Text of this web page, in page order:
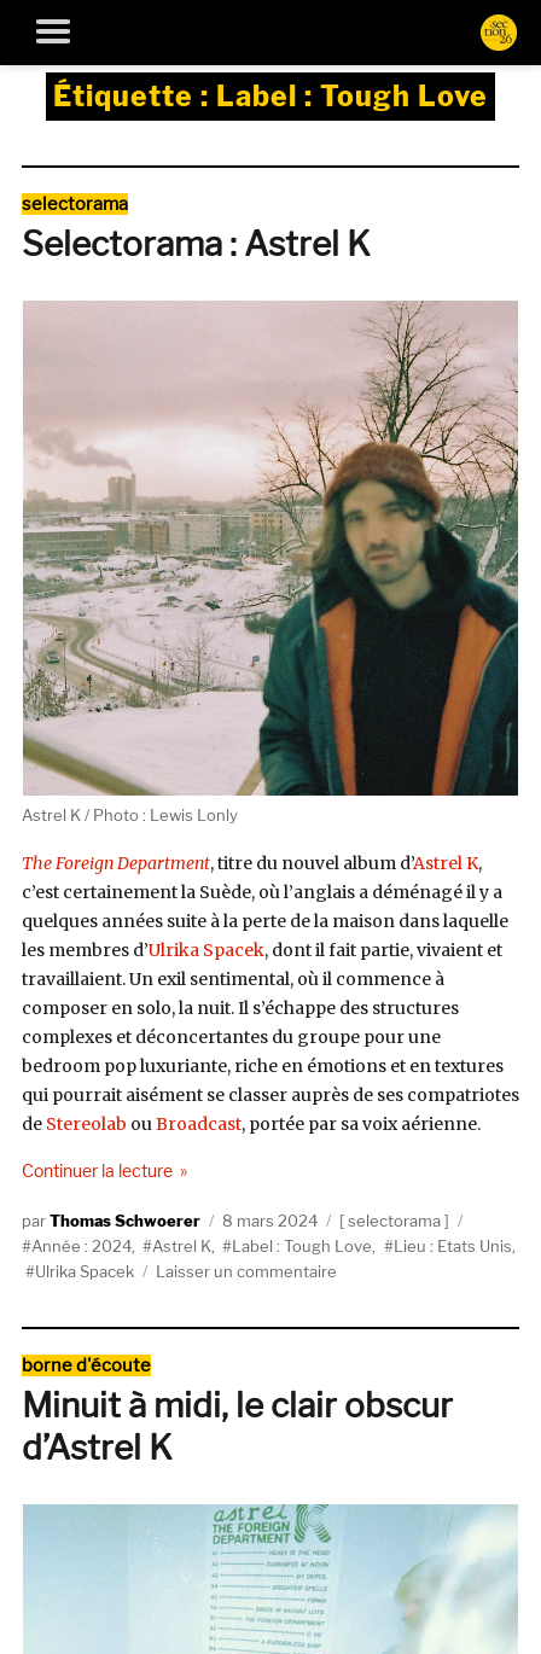
Étiquette : Label : Tough Love
Catégories
selectorama
Selectorama : Astrel K
Astrel K / Photo : Lewis Lonly
The Foreign Department, titre du nouvel album d’Astrel K,
c’est certainement la Suède, où l’anglais a déménagé il y a
quelques années suite à la perte de la maison dans laquelle
les membres d’Ulrika Spacek, dont il fait partie, vivaient et
travaillaient. Un exil sentimental, où il commence à
composer en solo, la nuit. Il s’échappe des structures
complexes et déconcertantes du groupe pour une
bedroom pop luxuriante, riche en émotions et en textures
qui pourrait aisément se classer auprès de ses compatriotes
de Stereolab ouBroadcast, portée par sa voix aérienne.
Continuer la lecturede « Selectorama : Astrel K »
AuteurThomas Schwoerer
Publié
le
8 mars 2024 Catégories
selectorama
Année : 2024, Astrel K, Label : Tough Love, Lieu : Etats Unis,
Ulrika Spacek
Laisser un commentaire
Catégories
borne d'écoute
Minuit à midi, le clair obscur
d’Astrel K